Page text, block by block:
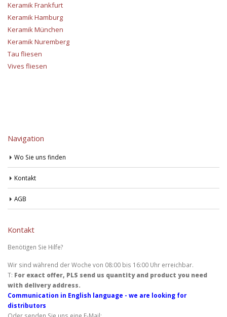
Keramik Frankfurt
Keramik Hamburg
Keramik München
Keramik Nuremberg
Tau fliesen
Vives fliesen
Navigation
Wo Sie uns finden
Kontakt
AGB
Kontakt
Benötigen Sie Hilfe?
Wir sind während der Woche von 08:00 bis 16:00 Uhr erreichbar.
T: For exact offer, PLS send us quantity and product you need
with delivery address.
Communication in English language - we are looking for
distributors